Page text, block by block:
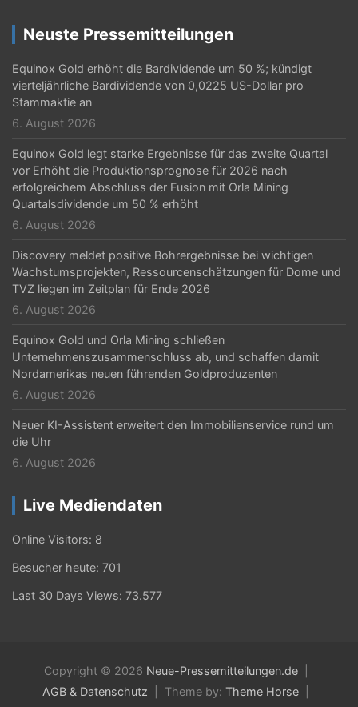
g
a
t
i
o
n
Neuste Pressemitteilungen
Equinox Gold erhöht die Bardividende um 50 %; kündigt
vierteljährliche Bardividende von 0,0225 US-Dollar pro
Stammaktie an
6. August 2026
Equinox Gold legt starke Ergebnisse für das zweite Quartal
vor Erhöht die Produktionsprognose für 2026 nach
erfolgreichem Abschluss der Fusion mit Orla Mining
Quartalsdividende um 50 % erhöht
6. August 2026
Discovery meldet positive Bohrergebnisse bei wichtigen
Wachstumsprojekten, Ressourcenschätzungen für Dome und
TVZ liegen im Zeitplan für Ende 2026
6. August 2026
Equinox Gold und Orla Mining schließen
Unternehmenszusammenschluss ab, und schaffen damit
Nordamerikas neuen führenden Goldproduzenten
6. August 2026
Neuer KI-Assistent erweitert den Immobilienservice rund um
die Uhr
6. August 2026
Live Mediendaten
Online Visitors: 8
Besucher heute: 701
Last 30 Days Views: 73.577
Copyright © 2026 Neue-Pressemitteilungen.de
AGB & Datenschutz
Theme by: Theme Horse